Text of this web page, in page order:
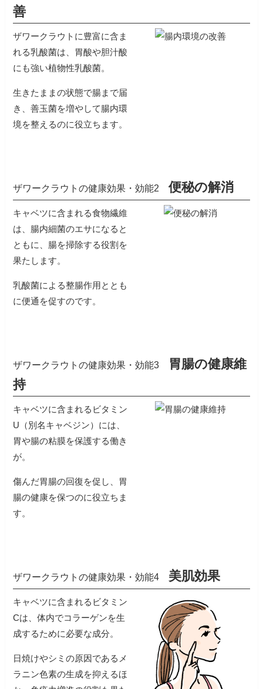
善
ザワークラウトに豊富に含ま
れる乳酸菌は、胃酸や胆汁酸
にも強い植物性乳酸菌。
生きたままの状態で腸まで届
き、善玉菌を増やして腸内環
境を整えるのに役立ちます。
ザワークラウトの健康効果・効能2便秘の解消
キャベツに含まれる食物繊維
は、腸内細菌のエサになると
ともに、腸を掃除する役割を
果たします。
乳酸菌による整腸作用ととも
に便通を促すのです。
ザワークラウトの健康効果・効能3
胃腸の健康維
持
キャベツに含まれるビタミン
U（別名キャベジン）には、
胃や腸の粘膜を保護する働き
が。
傷んだ胃腸の回復を促し、胃
腸の健康を保つのに役立ちま
す。
ザワークラウトの健康効果・効能4 美肌効果
キャベツに含まれるビタミン
Cは、体内でコラーゲンを生
成するために必要な成分。
日焼けやシミの原因であるメ
ラニン色素の生成を抑えるほ